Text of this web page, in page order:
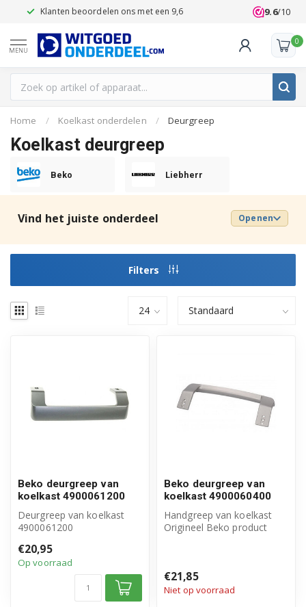
Klanten beoordelen ons met een 9,6 9.6/10
MENU
0
Home / Koelkast onderdelen / Deurgreep
Koelkast deurgreep
Beko Liebherr
Vind het juiste onderdeel Openen
Filters
Beko deurgreep van
koelkast 4900061200
Deurgreep van koelkast
4900061200
Excl. afdekdopjes en ...
€20,95
Op voorraad
Beko deurgreep van
koelkast 4900060400
Handgreep van koelkast
Origineel Beko product
€21,85
Niet op voorraad